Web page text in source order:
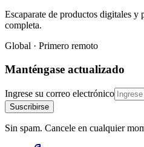
Escaparate de productos digitales
completa.
Global · Primero remoto
Manténgase actualizado
Ingrese su correo electrónico
Suscribirse
Sin spam. Cancele en cualquier